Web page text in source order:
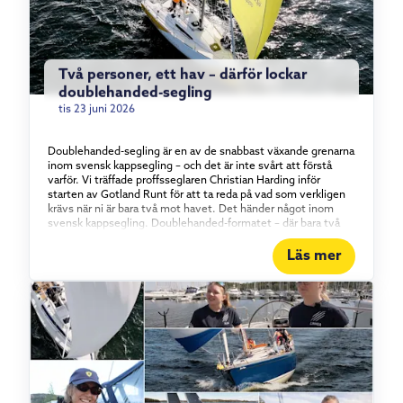
Två personer, ett hav – därför lockar
doublehanded-segling
tis 23 juni 2026
Doublehanded-segling är en av de snabbast växande grenarna
inom svensk kappsegling – och det är inte svårt att förstå
varför. Vi träffade proffsseglaren Christian Harding inför
starten av Gotland Runt för att ta reda på vad som verkligen
krävs när ni är bara två mot havet. Det händer något inom
svensk kappsegling. Doublehanded-formatet – där bara två
personer bemannar båten – har vuxit stadigt under det
senaste och ett halvt decenniet, och intresset visar inga
tecken på att mattas av. Vi tog en tur med proffsseglaren
Christian Harding, som i år seglar Gotland Runt tillsammans
med äventyraren Aron Andersson ombord på vår Elan 310
Groundbreaker. Vad det egentligen är som lockar med att
segla kortbemannat – och vad som krävs för att göra det bra.
Konstant i rörelse För Christian Harding handlar tjusningen
om tempot. I en båt med full besättning kan långa perioder gå
utan att varje enskild besättningsmedlem behöver göra
något. Doublehanded är raka motsatsen. – Det är aldrig någon
vila – det är det som är så kul, säger han. Det innebär förstås
Läs mer